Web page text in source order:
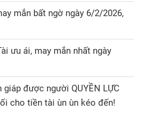
mắn bất ngờ ngày 6/2/2026,
ưu ái, may mắn nhất ngày
được người QUYỀN LỰC
cho tiền tài ùn ùn kéo đến!